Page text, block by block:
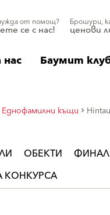
от помощ?
се с нас!
Брошури,
ценови
нас Баумит
Еднофамилни къщи
ОБЕКТИ
КОНКУРСА